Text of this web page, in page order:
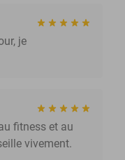
je
fitness et au
vivement.